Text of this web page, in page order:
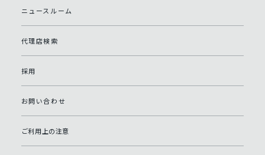
ニュースルーム
代理店検索
採用
お問い合わせ
ご利用上の注意